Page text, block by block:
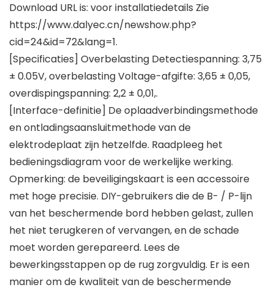
Download URL is: voor installatiedetails Zie
https://www.dalyec.cn/newshow.php?
cid=24&id=72&lang=1.
[Specificaties] Overbelasting Detectiespanning: 3,75
± 0.05V, overbelasting Voltage-afgifte: 3,65 ± 0,05,
overdispingspanning: 2,2 ± 0,01,.
[Interface-definitie] De oplaadverbindingsmethode
en ontladingsaansluitmethode van de
elektrodeplaat zijn hetzelfde. Raadpleeg het
bedieningsdiagram voor de werkelijke werking.
Opmerking: de beveiligingskaart is een accessoire
met hoge precisie. DIY-gebruikers die de B- / P-lijn
van het beschermende bord hebben gelast, zullen
het niet terugkeren of vervangen, en de schade
moet worden gerepareerd. Lees de
bewerkingsstappen op de rug zorgvuldig. Er is een
manier om de kwaliteit van de beschermende